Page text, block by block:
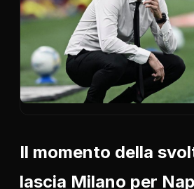
Il momento della
lascia Milano per